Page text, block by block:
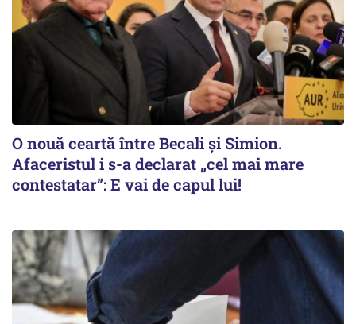
O nouă ceartă între Becali și Simion.
Afaceristul i s-a declarat „cel mai mare
contestatar”: E vai de capul lui!